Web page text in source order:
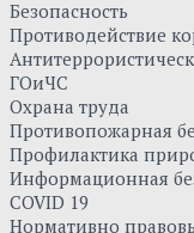
Безопасность
Противодействие
ГОиЧС
Охрана труда
Противопожарная
Профилактика
Информационная
COVID 19
Нормативно